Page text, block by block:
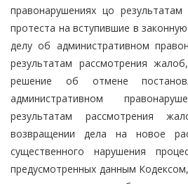
правонарушениях цо
протеста на вступившие в
делу об административном
результатам рассмотрения
решение об отмене
административном
результатам рассмотрения
возвращении дела на новое
существенного нарушения
предусмотренных данным